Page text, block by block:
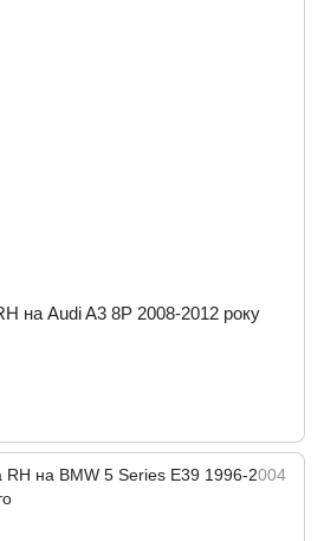
на Audi A3 8P 2008-2012 року